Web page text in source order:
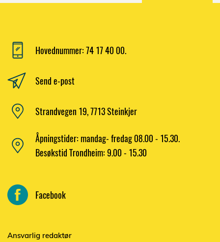
Hovednummer: 74 17 40 00.
Send e-post
Strandvegen 19, 7713 Steinkjer
Åpningstider: mandag- fredag 08.00 - 15.30.
Besøkstid Trondheim: 9.00 - 15.30
Facebook
Ansvarlig redaktør